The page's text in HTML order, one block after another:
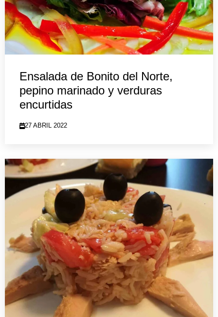
Ensalada de Bonito del Norte,
pepino marinado y verduras
encurtidas
27 ABRIL 2022